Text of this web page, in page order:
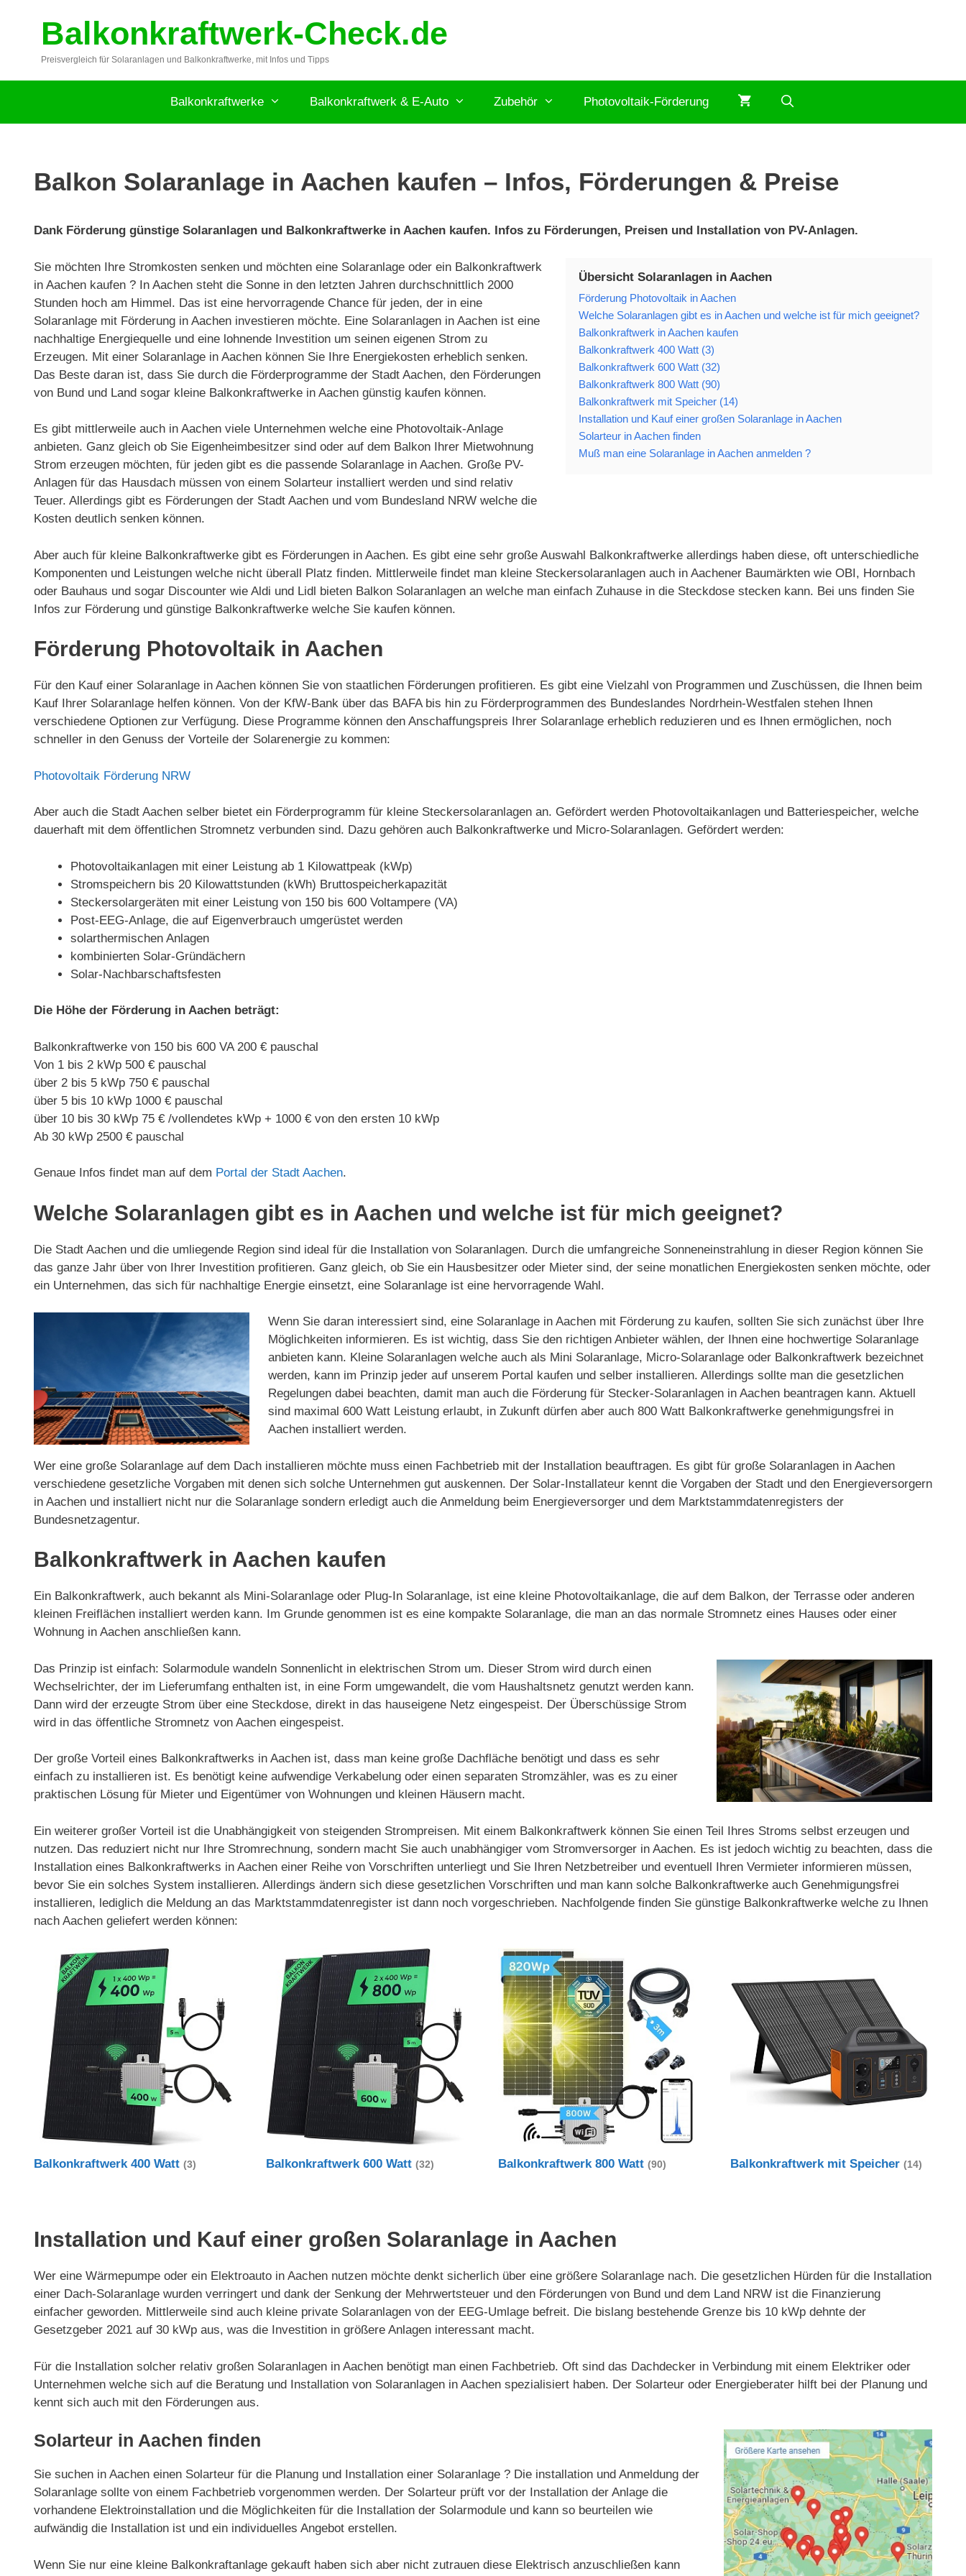
springenBalkonkraftwerk-Check.de
Preisvergleich für Solaranlagen und Balkonkraftwerke, mit Infos und Tipps
Balkonkraftwerke Balkonkraftwerk & E-Auto Zubehör Photovoltaik-Förderung
Balkon Solaranlage in Aachen kaufen – Infos, Förderungen & Preise
Dank Förderung günstige Solaranlagen und Balkonkraftwerke in Aachen kaufen. Infos zu Förderungen, Preisen und Installation von PV-Anlagen.
Übersicht Solaranlagen in Aachen
Förderung Photovoltaik in Aachen
Welche Solaranlagen gibt es in Aachen und welche ist für mich geeignet?
Balkonkraftwerk in Aachen kaufen
Balkonkraftwerk 400 Watt (3)
Balkonkraftwerk 600 Watt (32)
Balkonkraftwerk 800 Watt (90)
Balkonkraftwerk mit Speicher (14)
Installation und Kauf einer großen Solaranlage in Aachen
Solarteur in Aachen finden
Muß man eine Solaranlage in Aachen anmelden ?
Sie möchten Ihre Stromkosten senken und möchten eine Solaranlage oder ein Balkonkraftwerk
in Aachen kaufen ? In Aachen steht die Sonne in den letzten Jahren durchschnittlich 2000
Stunden hoch am Himmel. Das ist eine hervorragende Chance für jeden, der in eine
Solaranlage mit Förderung in Aachen investieren möchte. Eine Solaranlagen in Aachen ist eine
nachhaltige Energiequelle und eine lohnende Investition um seinen eigenen Strom zu
Erzeugen. Mit einer Solaranlage in Aachen können Sie Ihre Energiekosten erheblich senken.
Das Beste daran ist, dass Sie durch die Förderprogramme der Stadt Aachen, den Förderungen
von Bund und Land sogar kleine Balkonkraftwerke in Aachen günstig kaufen können.
Es gibt mittlerweile auch in Aachen viele Unternehmen welche eine Photovoltaik-Anlage
anbieten. Ganz gleich ob Sie Eigenheimbesitzer sind oder auf dem Balkon Ihrer Mietwohnung
Strom erzeugen möchten, für jeden gibt es die passende Solaranlage in Aachen. Große PV-
Anlagen für das Hausdach müssen von einem Solarteur installiert werden und sind relativ
Teuer. Allerdings gibt es Förderungen der Stadt Aachen und vom Bundesland NRW welche die
Kosten deutlich senken können.
Aber auch für kleine Balkonkraftwerke gibt es Förderungen in Aachen. Es gibt eine sehr große Auswahl Balkonkraftwerke allerdings haben diese, oft unterschiedliche
Komponenten und Leistungen welche nicht überall Platz finden. Mittlerweile findet man kleine Steckersolaranlagen auch in Aachener Baumärkten wie OBI, Hornbach
oder Bauhaus und sogar Discounter wie Aldi und Lidl bieten Balkon Solaranlagen an welche man einfach Zuhause in die Steckdose stecken kann. Bei uns finden Sie
Infos zur Förderung und günstige Balkonkraftwerke welche Sie kaufen können.
Förderung Photovoltaik in Aachen
Für den Kauf einer Solaranlage in Aachen können Sie von staatlichen Förderungen profitieren. Es gibt eine Vielzahl von Programmen und Zuschüssen, die Ihnen beim
Kauf Ihrer Solaranlage helfen können. Von der KfW-Bank über das BAFA bis hin zu Förderprogrammen des Bundeslandes Nordrhein-Westfalen stehen Ihnen
verschiedene Optionen zur Verfügung. Diese Programme können den Anschaffungspreis Ihrer Solaranlage erheblich reduzieren und es Ihnen ermöglichen, noch
schneller in den Genuss der Vorteile der Solarenergie zu kommen:
Photovoltaik Förderung NRW
Aber auch die Stadt Aachen selber bietet ein Förderprogramm für kleine Steckersolaranlagen an. Gefördert werden Photovoltaikanlagen und Batteriespeicher, welche
dauerhaft mit dem öffentlichen Stromnetz verbunden sind. Dazu gehören auch Balkonkraftwerke und Micro-Solaranlagen. Gefördert werden:
Photovoltaikanlagen mit einer Leistung ab 1 Kilowattpeak (kWp)
Stromspeichern bis 20 Kilowattstunden (kWh) Bruttospeicherkapazität
Steckersolargeräten mit einer Leistung von 150 bis 600 Voltampere (VA)
Post-EEG-Anlage, die auf Eigenverbrauch umgerüstet werden
solarthermischen Anlagen
kombinierten Solar-Gründächern
Solar-Nachbarschaftsfesten
Die Höhe der Förderung in Aachen beträgt:
Balkonkraftwerke von 150 bis 600 VA 200 € pauschal
Von 1 bis 2 kWp 500 € pauschal
über 2 bis 5 kWp 750 € pauschal
über 5 bis 10 kWp 1000 € pauschal
über 10 bis 30 kWp 75 € /vollendetes kWp + 1000 € von den ersten 10 kWp
Ab 30 kWp 2500 € pauschal
Genaue Infos findet man auf dem Portal der Stadt Aachen.
Welche Solaranlagen gibt es in Aachen und welche ist für mich geeignet?
Die Stadt Aachen und die umliegende Region sind ideal für die Installation von Solaranlagen. Durch die umfangreiche Sonneneinstrahlung in dieser Region können Sie
das ganze Jahr über von Ihrer Investition profitieren. Ganz gleich, ob Sie ein Hausbesitzer oder Mieter sind, der seine monatlichen Energiekosten senken möchte, oder
ein Unternehmen, das sich für nachhaltige Energie einsetzt, eine Solaranlage ist eine hervorragende Wahl.
Wenn Sie daran interessiert sind, eine Solaranlage in Aachen mit Förderung zu kaufen, sollten Sie sich zunächst über Ihre
Möglichkeiten informieren. Es ist wichtig, dass Sie den richtigen Anbieter wählen, der Ihnen eine hochwertige Solaranlage
anbieten kann. Kleine Solaranlagen welche auch als Mini Solaranlage, Micro-Solaranlage oder Balkonkraftwerk bezeichnet
werden, kann im Prinzip jeder auf unserem Portal kaufen und selber installieren. Allerdings sollte man die gesetzlichen
Regelungen dabei beachten, damit man auch die Förderung für Stecker-Solaranlagen in Aachen beantragen kann. Aktuell
sind maximal 600 Watt Leistung erlaubt, in Zukunft dürfen aber auch 800 Watt Balkonkraftwerke genehmigungsfrei in
Aachen installiert werden.
Wer eine große Solaranlage auf dem Dach installieren möchte muss einen Fachbetrieb mit der Installation beauftragen. Es gibt für große Solaranlagen in Aachen
verschiedene gesetzliche Vorgaben mit denen sich solche Unternehmen gut auskennen. Der Solar-Installateur kennt die Vorgaben der Stadt und den Energieversorgern
in Aachen und installiert nicht nur die Solaranlage sondern erledigt auch die Anmeldung beim Energieversorger und dem Marktstammdatenregisters der
Bundesnetzagentur.
Balkonkraftwerk in Aachen kaufen
Ein Balkonkraftwerk, auch bekannt als Mini-Solaranlage oder Plug-In Solaranlage, ist eine kleine Photovoltaikanlage, die auf dem Balkon, der Terrasse oder anderen
kleinen Freiflächen installiert werden kann. Im Grunde genommen ist es eine kompakte Solaranlage, die man an das normale Stromnetz eines Hauses oder einer
Wohnung in Aachen anschließen kann.
Das Prinzip ist einfach: Solarmodule wandeln Sonnenlicht in elektrischen Strom um. Dieser Strom wird durch einen
Wechselrichter, der im Lieferumfang enthalten ist, in eine Form umgewandelt, die vom Haushaltsnetz genutzt werden kann.
Dann wird der erzeugte Strom über eine Steckdose, direkt in das hauseigene Netz eingespeist. Der Überschüssige Strom
wird in das öffentliche Stromnetz von Aachen eingespeist.
Der große Vorteil eines Balkonkraftwerks in Aachen ist, dass man keine große Dachfläche benötigt und dass es sehr
einfach zu installieren ist. Es benötigt keine aufwendige Verkabelung oder einen separaten Stromzähler, was es zu einer
praktischen Lösung für Mieter und Eigentümer von Wohnungen und kleinen Häusern macht.
Ein weiterer großer Vorteil ist die Unabhängigkeit von steigenden Strompreisen. Mit einem Balkonkraftwerk können Sie einen Teil Ihres Stroms selbst erzeugen und
nutzen. Das reduziert nicht nur Ihre Stromrechnung, sondern macht Sie auch unabhängiger vom Stromversorger in Aachen. Es ist jedoch wichtig zu beachten, dass die
Installation eines Balkonkraftwerks in Aachen einer Reihe von Vorschriften unterliegt und Sie Ihren Netzbetreiber und eventuell Ihren Vermieter informieren müssen,
bevor Sie ein solches System installieren. Allerdings ändern sich diese gesetzlichen Vorschriften und man kann solche Balkonkraftwerke auch Genehmigungsfrei
installieren, lediglich die Meldung an das Marktstammdatenregister ist dann noch vorgeschrieben. Nachfolgende finden Sie günstige Balkonkraftwerke welche zu Ihnen
nach Aachen geliefert werden können:
Balkonkraftwerk 400 Watt (3) Balkonkraftwerk 600 Watt(32) Balkonkraftwerk 800 Watt(90) Balkonkraftwerk mit Speicher(14)
Installation und Kauf einer großen Solaranlage in Aachen
Wer eine Wärmepumpe oder ein Elektroauto in Aachen nutzen möchte denkt sicherlich über eine größere Solaranlage nach. Die gesetzlichen Hürden für die Installation
einer Dach-Solaranlage wurden verringert und dank der Senkung der Mehrwertsteuer und den Förderungen von Bund und dem Land NRW ist die Finanzierung
einfacher geworden. Mittlerweile sind auch kleine private Solaranlagen von der EEG-Umlage befreit. Die bislang bestehende Grenze bis 10 kWp dehnte der
Gesetzgeber 2021 auf 30 kWp aus, was die Investition in größere Anlagen interessant macht.
Für die Installation solcher relativ großen Solaranlagen in Aachen benötigt man einen Fachbetrieb. Oft sind das Dachdecker in Verbindung mit einem Elektriker oder
Unternehmen welche sich auf die Beratung und Installation von Solaranlagen in Aachen spezialisiert haben. Der Solarteur oder Energieberater hilft bei der Planung und
kennt sich auch mit den Förderungen aus.
Solarteur in Aachen finden
Sie suchen in Aachen einen Solarteur für die Planung und Installation einer Solaranlage ? Die installation und Anmeldung der
Solaranlage sollte von einem Fachbetrieb vorgenommen werden. Der Solarteur prüft vor der Installation der Anlage die
vorhandene Elektroinstallation und die Möglichkeiten für die Installation der Solarmodule und kann so beurteilen wie
aufwändig die Installation ist und ein individuelles Angebot erstellen.
Wenn Sie nur eine kleine Balkonkraftanlage gekauft haben sich aber nicht zutrauen diese Elektrisch anzuschließen kann